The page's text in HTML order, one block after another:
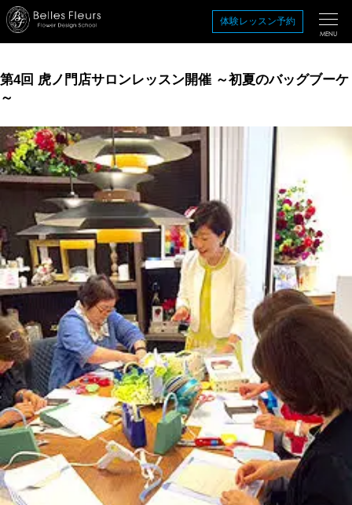
コ
ン
ツ
ス
キ
ッ
プ
る
体験レッスン予約
MENU
第4回 虎ノ門店サロンレッスン開催 ～初夏のバッグブーケ
～